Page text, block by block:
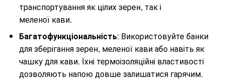
транспортування як цілих зерен, так і
меленої кави.
Багатофункціональність: Використовуйте банки
для зберігання зерен, меленої кави або навіть як
чашку для кави. Їхні термоізоляційні властивості
дозволяють напою довше залишатися гарячим.